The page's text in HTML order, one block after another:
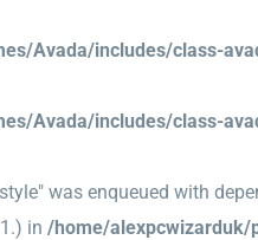
Avada/includes/class-
Avada/includes/class-
was enqueued with
in /home/alexpcwizarduk/